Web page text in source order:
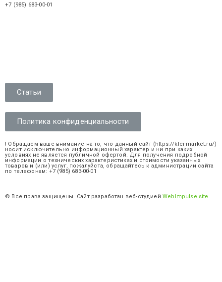
+7 (985) 683-00-01
Статьи
Политика конфиденциальности
! Обращаем ваше внимание на то, что данный сайт (https://klei-market.ru/)
носит исключительно информационный характер и ни при каких
условиях не является публичной офертой. Для получения подробной
информации о технических характеристиках и стоимости указанных
товаров и (или) услуг, пожалуйста, обращайтесь к администрации сайта
по телефонам: +7 (985) 683-00-01
© Все права защищены. Сайт разработан веб-студиейWebImpulse.site